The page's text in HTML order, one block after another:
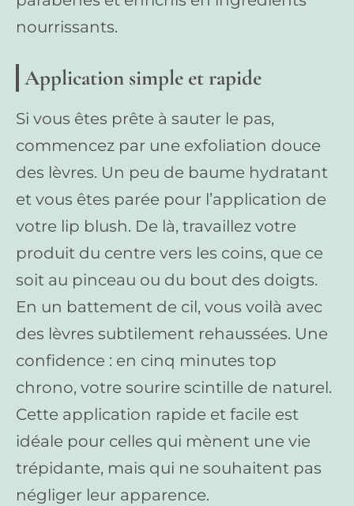
nourrissants.
Application simple et rapide
Si vous êtes prête à sauter le pas,
commencez par une exfoliation douce
des lèvres. Un peu de baume hydratant
et vous êtes parée pour l’application de
votre lip blush. De là, travaillez votre
produit du centre vers les coins, que ce
soit au pinceau ou du bout des doigts.
En un battement de cil, vous voilà avec
des lèvres subtilement rehaussées. Une
confidence : en cinq minutes top
chrono, votre sourire scintille de naturel.
Cette application rapide et facile est
idéale pour celles qui mènent une vie
trépidante, mais qui ne souhaitent pas
négliger leur apparence.